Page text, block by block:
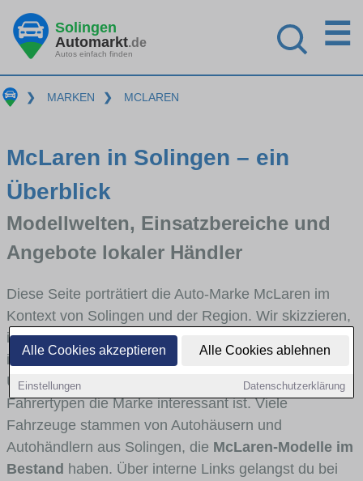
Alle Cookies akzeptieren Alle Cookies ablehnen
Einstellungen Datenschutzerklärung
Solingen
Automarkt.de
Autos einfach finden
☰
❯ MARKEN ❯ MCLAREN
McLaren in Solingen – ein
Überblick
Modellwelten, Einsatzbereiche und
Angebote lokaler Händler
Diese Seite porträtiert die Auto-Marke McLaren im
Kontext von Solingen und der Region. Wir skizzieren,
in welchen Fahrzeugklassen McLaren stark vertreten
ist, welche Modellreihen häufig im Stadt- und
Umlandverkehr zu sehen sind und für welche
Fahrertypen die Marke interessant ist. Viele
Fahrzeuge stammen von Autohäusern und
Autohändlern aus Solingen, die McLaren-Modelle im
Bestand haben. Über interne Links gelangst du bei